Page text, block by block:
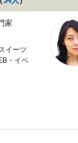
家
イーツ
・イベ